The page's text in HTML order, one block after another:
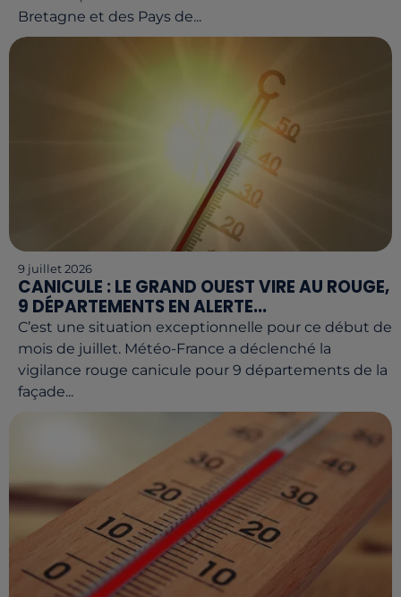
Bretagne et des Pays de...
9 juillet 2026
CANICULE : LE GRAND OUEST VIRE AU ROUGE,
9 DÉPARTEMENTS EN ALERTE...
C’est une situation exceptionnelle pour ce début de
mois de juillet. Météo-France a déclenché la
vigilance rouge canicule pour 9 départements de la
façade...